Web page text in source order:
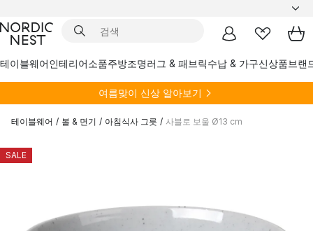
테이블웨어인테리어소품주방조명러그 & 패브릭수납 & 가구신상품브랜
여름맞이 신상 알아보기
테이블웨어 / 볼 & 면기 / 아침식사 그릇 / 사블로 보울 Ø13 cm
SALE